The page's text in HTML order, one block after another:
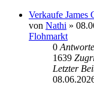
Verkaufe James
von Nathi »
Flohmarkt
0
1639
Letzter